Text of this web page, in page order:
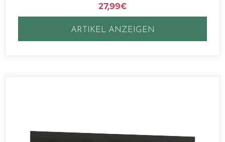
27,99€
ARTIKEL ANZEIGEN